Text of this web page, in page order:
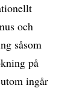
och
såsom
på
ingår